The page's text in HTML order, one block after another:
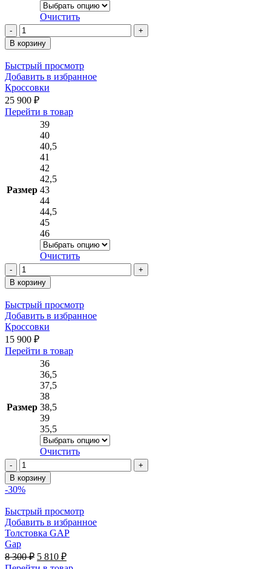
Очистить
Количество
товара
Кроссовки
В корзину
Быстрый просмотр
Добавить в избранное
Кроссовки
25 900 ₽
Перейти в товарЭтот
Размер
39
40
40,5
41
42
42,5
43
44
44,5
45
46
Очистить
Количество
товара
Кроссовки
В корзину
Быстрый просмотр
Добавить в избранное
Кроссовки
15 900 ₽
Перейти в товарЭтот
на
странице
товара.
Размер
36
36,5
37,5
38
38,5
39
35,5
Очистить
Количество
товара
Кроссовки
В корзину
-30%
Быстрый просмотр
Добавить в избранное
Толстовка GAP
Gap
8 300₽ Первоначальная
цена
5 810 ₽Текущая
цена: